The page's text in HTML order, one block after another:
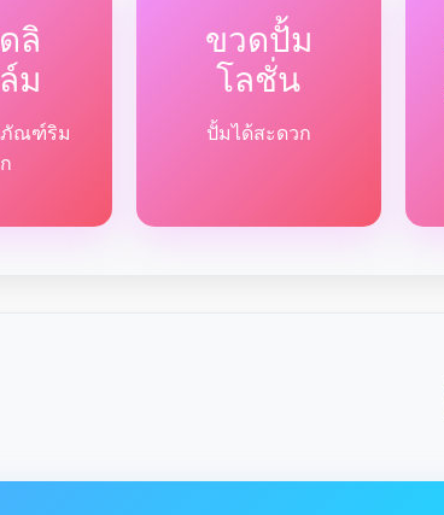
ลิ
ม
ภัณฑ์ริม
ขวดปั้ม
โลชั่น
ปั้มได้สะดวก